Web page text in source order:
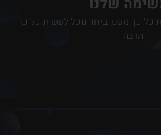
כל כך מעט, ביחד נוכל לעשות כל כך
הרבה